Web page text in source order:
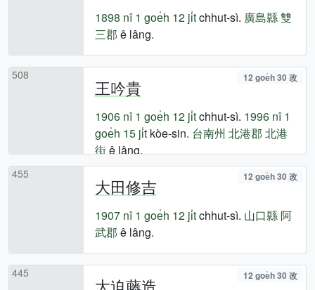
1898 nî 1 goe̍h 12 ji̍tchhut-sì. 廣島縣雙
三郡 ê lâng.
508
王吟貴 12 goe̍h 30 改
1906 nî 1 goe̍h 12 ji̍tchhut-sì. 1996 nî 1
goe̍h 15 ji̍tkòe-sin. 台南州 北港郡 北港
街ê lâng.
455
大田修吉 12 goe̍h 30 改
1907 nî 1 goe̍h 12 ji̍tchhut-sì. 山口縣 阿
武郡 ê lâng.
445
大迫藤造 12 goe̍h 30 改